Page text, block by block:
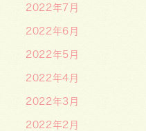
2022年7月
2022年6月
2022年5月
2022年4月
2022年3月
2022年2月